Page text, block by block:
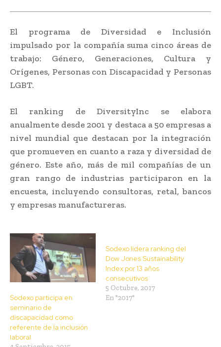
El programa de Diversidad e Inclusión
impulsado por la compañía suma cinco áreas de
trabajo: Género, Generaciones, Cultura y
Orígenes, Personas con Discapacidad y Personas
LGBT.
El ranking de DiversityInc se elabora
anualmente desde 2001 y destaca a 50 empresas a
nivel mundial que destacan por la integración
que promueven en cuanto a raza y diversidad de
género. Este año, más de mil compañías de un
gran rango de industrias participaron en la
encuesta, incluyendo consultoras, retal, bancos
y empresas manufactureras.
Sodexo participa en
seminario de
discapacidad como
referente de la inclusión
laboral
Sodexo lidera ranking del
Dow Jones Sustainability
Index por 13 años
consecutivos
5 Octubre, 2017
En "2017"